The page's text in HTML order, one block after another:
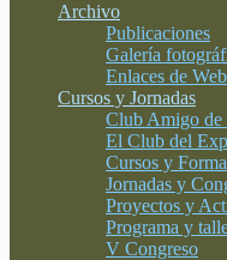
Archivo
Publicaciones
Galería
Enlaces de
Cursos y Jornadas
Club Amigo de
El Club del
Cursos y
Jornadas y
Proyectos y
Programa y
V Congreso